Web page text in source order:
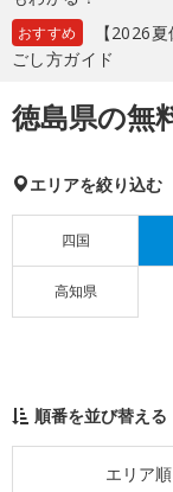
おすすめ
【2026
ごし方ガイド
徳島県の無
エリアを絞り込む
四国
高知県
順番を並び替える
エリア順